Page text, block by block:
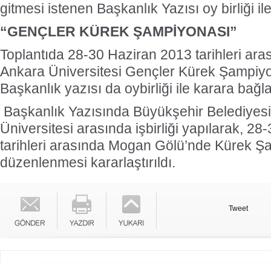
gitmesi istenen Başkanlık Yazısı oy birliği
“GENÇLER KÜREK ŞAMPİYONASI”
Toplantıda 28-30 Haziran 2013 tarihleri
Ankara Üniversitesi Gençler Kürek
Başkanlık yazısı da oybirliği ile karara
Başkanlık Yazısında Büyükşehir
Üniversitesi arasında işbirliği yapılarak,
tarihleri arasında Mogan Gölü’nde Kürek
düzenlenmesi kararlaştırıldı.
Tweet